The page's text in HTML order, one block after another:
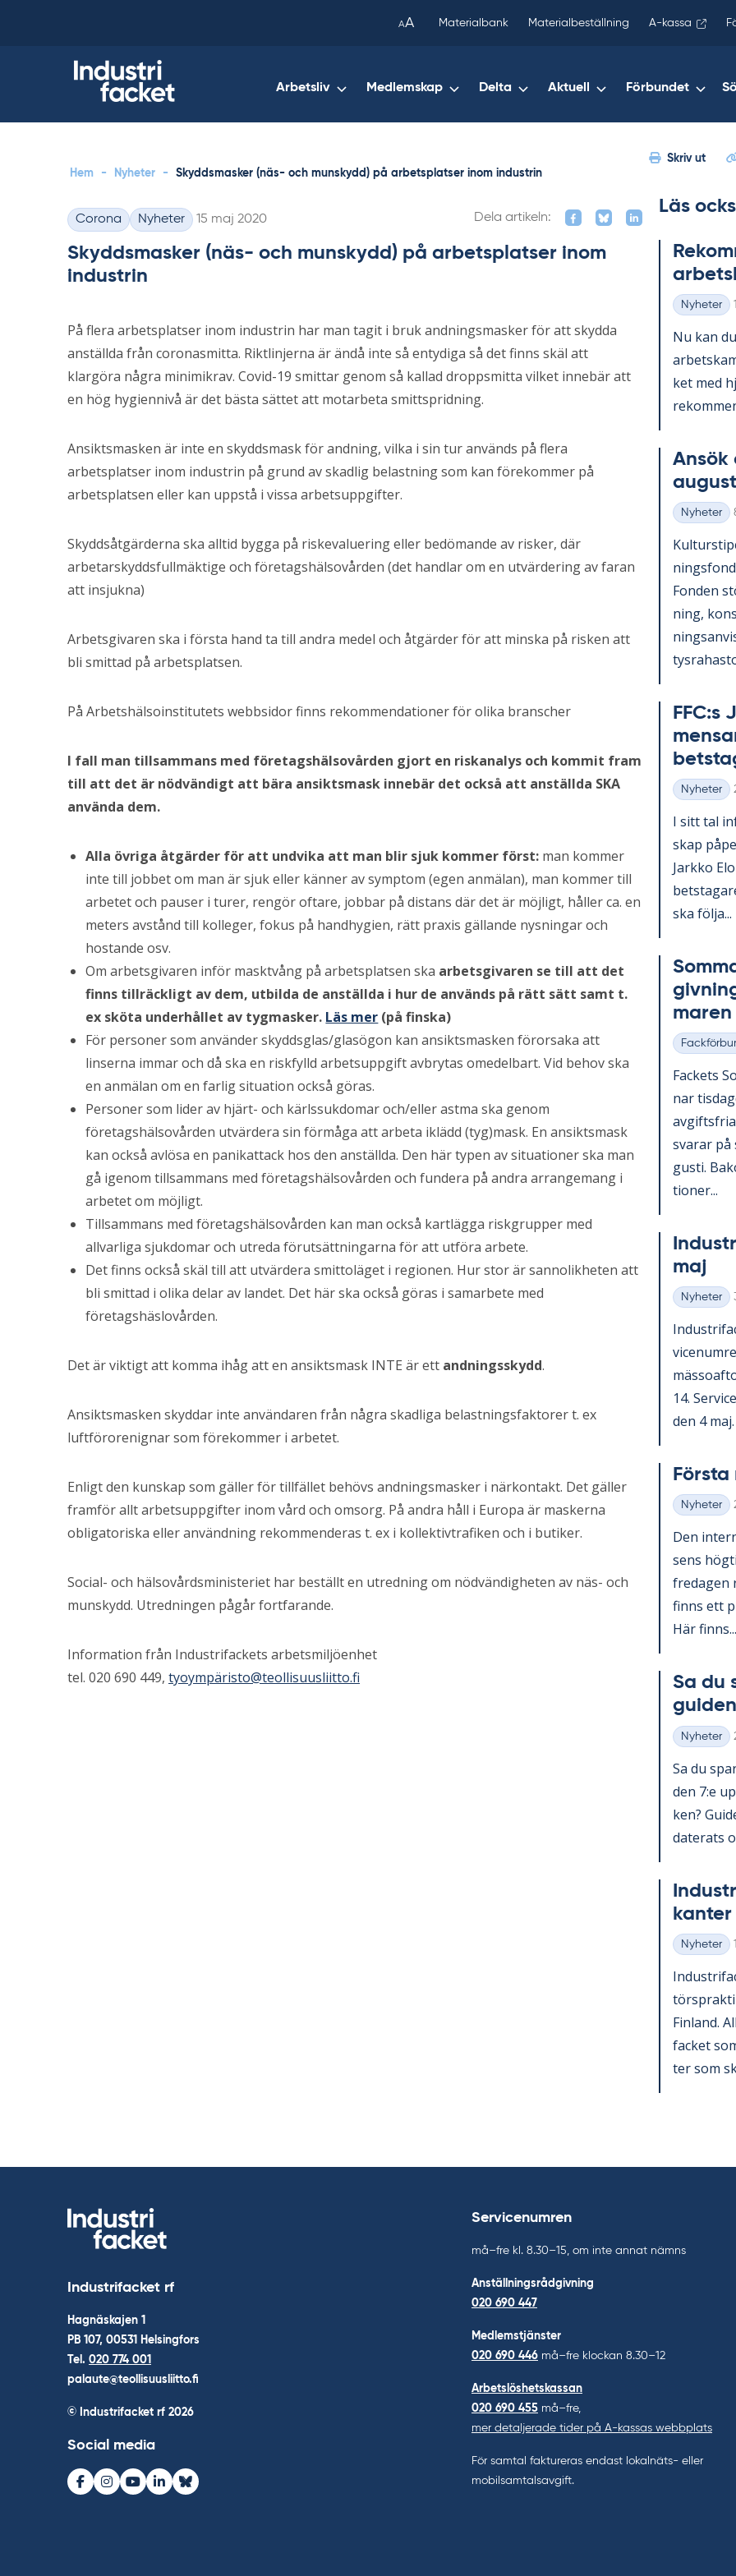
AA Materialbank Materialbeställning A-kassa
Arbetsliv Medlemskap Delta Aktuell Förbundet
Hem - Nyheter - Skyddsmasker (näs- och munskydd) på arbetsplatser inom industrin
Skriv ut
Kategorier
Corona Nyheter Skriven
15 maj 2020 Dela artikeln:
Skyddsmasker (näs- och munskydd) på arbetsplatser inom
industrin
På flera arbetsplatser inom industrin har man tagit i bruk andningsmasker för att skydda
anställda från coronasmitta. Riktlinjerna är ändå inte så entydiga så det finns skäl att
klargöra några minimikrav. Covid-19 smittar genom så kallad droppsmitta vilket innebär att
en hög hygiennivå är det bästa sättet att motarbeta smittspridning.
Ansiktsmasken är inte en skyddsmask för andning, vilka i sin tur används på flera
arbetsplatser inom industrin på grund av skadlig belastning som kan förekommer på
arbetsplatsen eller kan uppstå i vissa arbetsuppgifter.
Skyddsåtgärderna ska alltid bygga på riskevaluering eller bedömande av risker, där
arbetarskyddsfullmäktige och företagshälsovården (det handlar om en utvärdering av faran
att insjukna)
Arbetsgivaren ska i första hand ta till andra medel och åtgärder för att minska på risken att
bli smittad på arbetsplatsen.
På Arbetshälsoinstitutets webbsidor finns rekommendationer för olika branscher
I fall man tillsammans med företagshälsovården gjort en riskanalys och kommit fram
till att det är nödvändigt att bära ansiktsmask innebär det också att anställda SKA
använda dem.
Alla övriga åtgärder för att undvika att man blir sjuk kommer först: man kommer
inte till jobbet om man är sjuk eller känner av symptom (egen anmälan), man kommer till
arbetet och pauser i turer, rengör oftare, jobbar på distans där det är möjligt, håller ca. en
meters avstånd till kolleger, fokus på handhygien, rätt praxis gällande nysningar och
hostande osv.
Om arbetsgivaren inför masktvång på arbetsplatsen ska arbetsgivaren se till att det
finns tillräckligt av dem, utbilda de anställda i hur de används på rätt sätt samt t.
ex sköta underhållet av tygmasker. Läs mer (på finska)
För personer som använder skyddsglas/glasögon kan ansiktsmasken förorsaka att
linserna immar och då ska en riskfylld arbetsuppgift avbrytas omedelbart. Vid behov ska
en anmälan om en farlig situation också göras.
Personer som lider av hjärt- och kärlssukdomar och/eller astma ska genom
företagshälsovården utvärdera sin förmåga att arbeta iklädd (tyg)mask. En ansiktsmask
kan också avlösa en panikattack hos den anställda. Den här typen av situationer ska man
gå igenom tillsammans med företagshälsovården och fundera på andra arrangemang i
arbetet om möjligt.
Tillsammans med företagshälsovården kan man också kartlägga riskgrupper med
allvarliga sjukdomar och utreda förutsättningarna för att utföra arbete.
Det finns också skäl till att utvärdera smittoläget i regionen. Hur stor är sannolikheten att
bli smittad i olika delar av landet. Det här ska också göras i samarbete med
företagshäslovården.
Det är viktigt att komma ihåg att en ansiktsmask INTE är ett andningsskydd.
Ansiktsmasken skyddar inte användaren från några skadliga belastningsfaktorer t. ex
luftförorenignar som förekommer i arbetet.
Enligt den kunskap som gäller för tillfället behövs andningsmasker i närkontakt. Det gäller
framför allt arbetsuppgifter inom vård och omsorg. På andra håll i Europa är maskerna
obligatoriska eller användning rekommenderas t. ex i kollektivtrafiken och i butiker.
Social- och hälsovårdsministeriet har beställt en utredning om nödvändigheten av näs- och
munskydd. Utredningen pågår fortfarande.
Information från Industrifackets arbetsmiljöenhet
tel. 020 690 449, tyoympäristo@teollisuusliitto.fi
Läs
Kategorier
Nyheter
Nu kan
ket med
An­sök
Kategorier
Nyheter
Fon­den
ning,
Kategorier
Nyheter
I sitt tal
skap
Jark­ko
ska följa...
ma­ren
Kategorier
Fac­kets
nar
sva­rar
gusti.
tio­ner...
maj
Kategorier
Nyheter
14.
den 4
Kategorier
Nyheter
Den
sens
fre­da­gen
fin­ns ett
Här fin­ns...
Sa du
Kategorier
Nyheter
Sa du
den 7:e
ken?
da­te­ra­ts
Kategorier
Nyheter
Fin­land.
fac­ket
ter som
copied
your
clipboard.)
Industrifacket rf
Hagnäskajen 1
PB 107, 00531 Helsingfors
Tel. 020 774 001
palaute@teollisuusliitto.fi
© Industrifacket rf 2026
Social media
Facebook
Instagram
Youtube
LinkedInBluesky
Servicenumren
må–fre kl. 8.30–15, om inte annat nämns
Anställningsrådgivning
020 690 447
Medlemstjänster
020 690 446 må–fre klockan 8.30–12
Arbetslöshetskassan
020 690 455 må–fre,
mer detaljerade tider på A-kassas webbplats
För samtal faktureras endast lokalnäts- eller
mobilsamtalsavgift.